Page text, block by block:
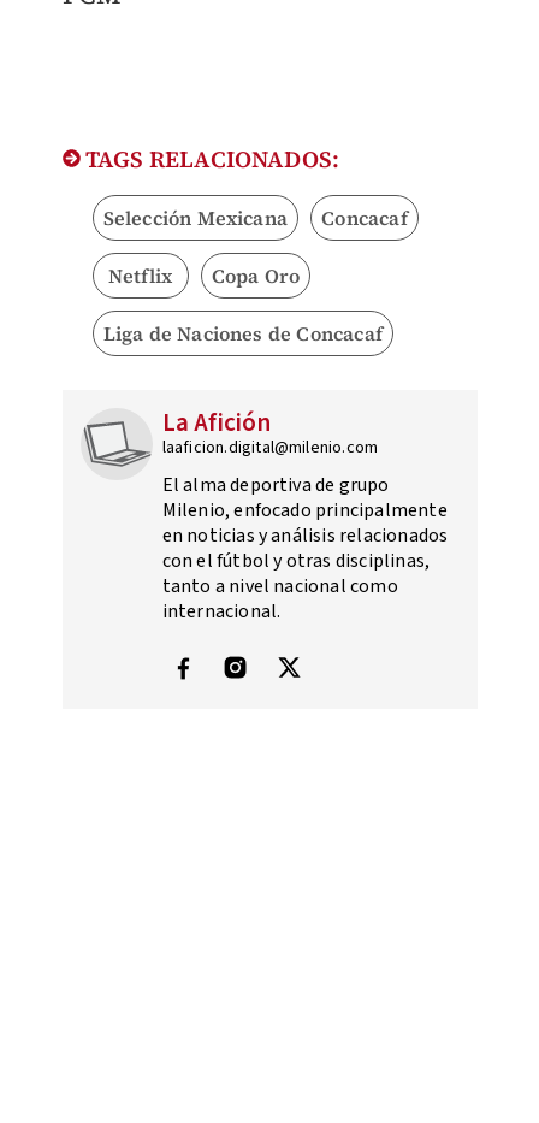
TAGS RELACIONADOS:
Selección Mexicana Concacaf
Netflix Copa Oro
Liga de Naciones de Concacaf
La Afición
laaficion.digital@milenio.com
El alma deportiva de grupo
Milenio, enfocado principalmente
en noticias y análisis relacionados
con el fútbol y otras disciplinas,
tanto a nivel nacional como
internacional.